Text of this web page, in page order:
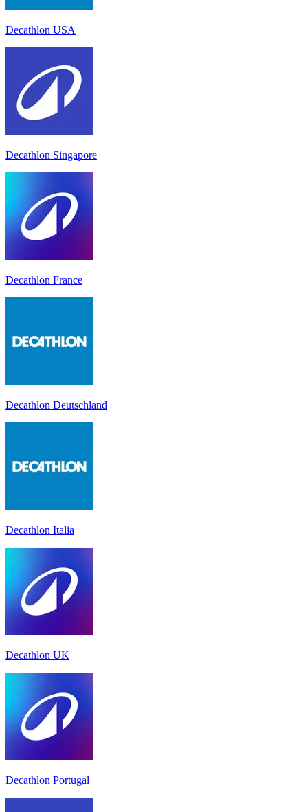
Decathlon USA
Decathlon Singapore
Decathlon France
Decathlon Deutschland
Decathlon Italia
Decathlon UK
Decathlon Portugal